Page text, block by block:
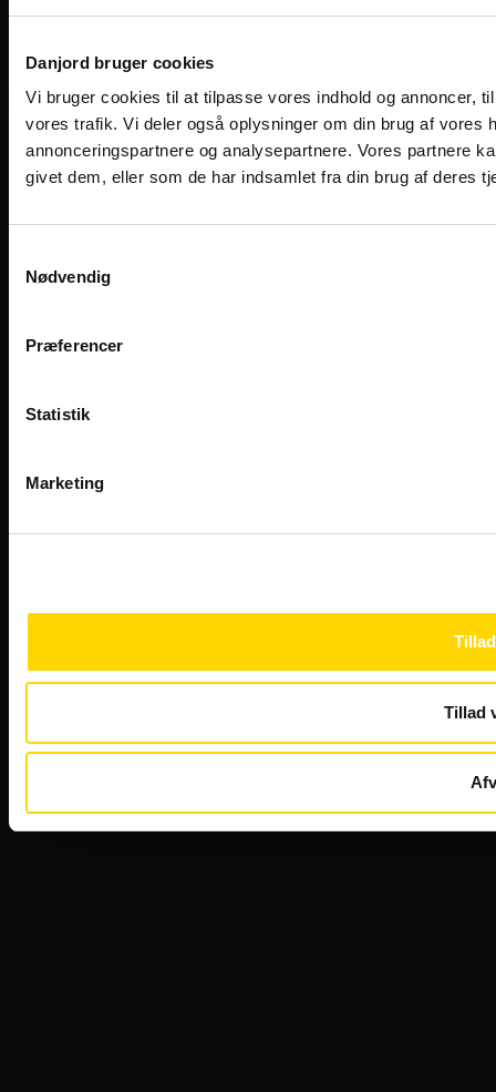
Danjord bruger cookies
Vi bruger cookies til at tilpasse vores indhold og annoncer,
vores trafik. Vi deler også oplysninger om din brug af vores
annonceringspartnere og analysepartnere. Vores partnere
givet dem, eller som de har indsamlet fra din brug af deres
Nødvendig
Præferencer
Statistik
Marketing
Tillad
Følg os på de sociale medier